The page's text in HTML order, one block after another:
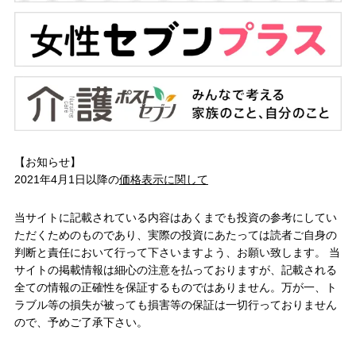
【お知らせ】
2021年4月1日以降の価格表示に関して
当サイトに記載されている内容はあくまでも投資の参考にしてい
ただくためのものであり、実際の投資にあたっては読者ご自身の
判断と責任において行って下さいますよう、お願い致します。 当
サイトの掲載情報は細心の注意を払っておりますが、記載される
全ての情報の正確性を保証するものではありません。万が一、ト
ラブル等の損失が被っても損害等の保証は一切行っておりません
ので、予めご了承下さい。